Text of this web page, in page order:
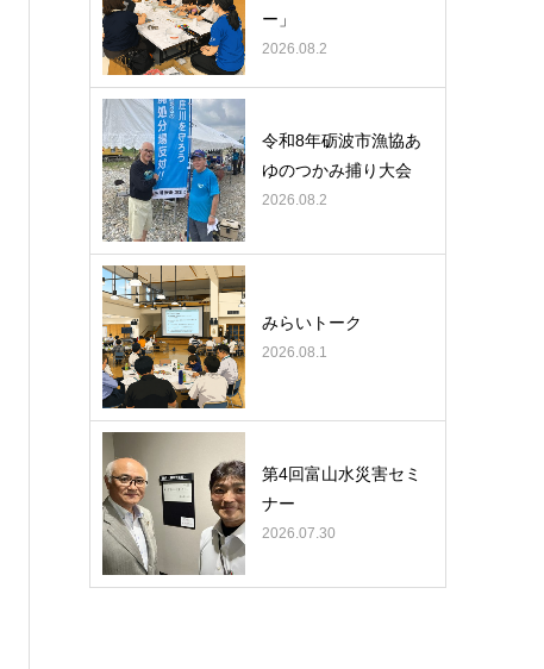
ー」
2026.08.2
令和8年砺波市漁協あ
ゆのつかみ捕り大会
2026.08.2
みらいトーク
2026.08.1
第4回富山水災害セミ
ナー
2026.07.30